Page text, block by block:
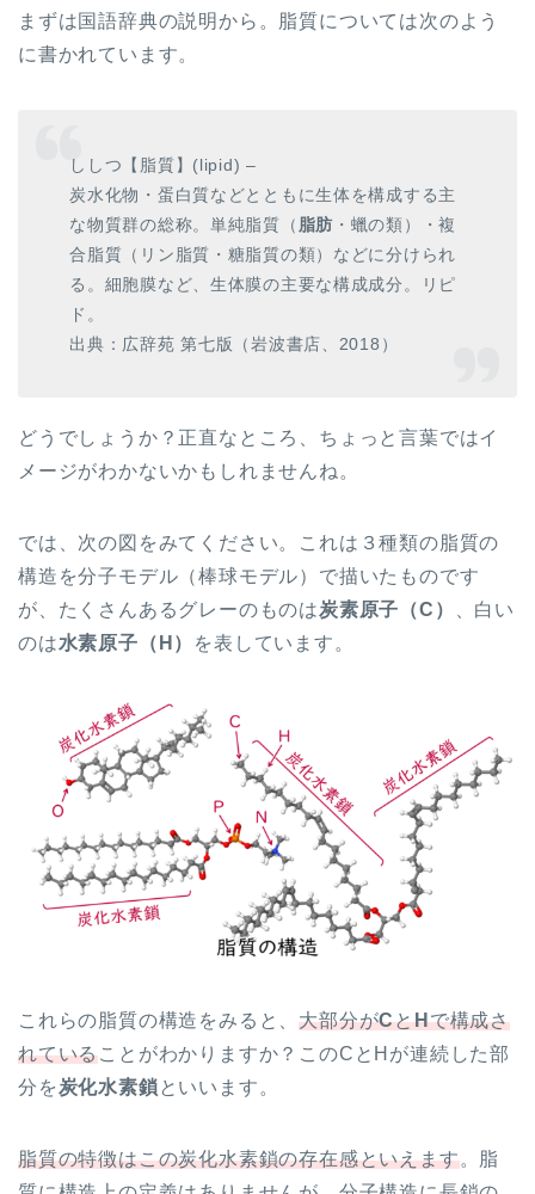
まずは国語辞典の説明から。脂質については次のよう
に書かれています。
ししつ【脂質】(lipid) –
炭水化物・蛋白質などとともに生体を構成する主
な物質群の総称。単純脂質（ 脂肪 ・蠟の類）・複
合脂質（リン脂質・糖脂質の類）などに分けられ
る。細胞膜など、生体膜の主要な構成成分。リピ
ド。
出典：広辞苑 第七版（岩波書店、2018）
どうでしょうか？正直なところ、ちょっと言葉ではイ
メージがわかないかもしれませんね。
では、次の図をみてください。これは３種類の脂質の
構造を分子モデル（棒球モデル）で描いたものです
が、たくさんあるグレーのものは炭素原子（C）
、白い
のは水素原子（H） を表しています。
これらの脂質の構造をみると、大部分がCとHで構成さ
れていることがわかりますか？このCとHが連続した部
分を 炭化水素鎖 といいます。
脂質の特徴はこの炭化水素鎖の存在感といえます。脂